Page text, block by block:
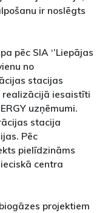
ir noslēgts
pēc SIA ‘’Liepājas
no
stacijas
realizācijā iesaistīti
uzņēmumi.
stacija
Pēc
pielīdzināms
centra
projektiem